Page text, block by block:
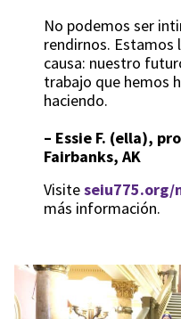
No podemos ser
rendirnos. Estamos
causa: nuestro
trabajo que hemos
haciendo.
– Essie F. (ella),
Fairbanks, AK
Visiteseiu775.org/
más información.